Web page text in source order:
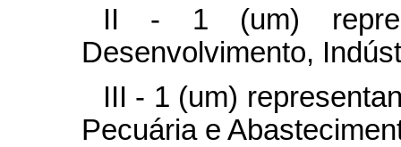
II - 1 (um)
Desenvolvimento,
III - 1 (um)
Pecuária e